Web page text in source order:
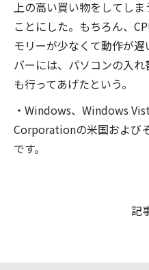
上の高い買い物をしてし
ことにした。もちろん、
モリーが少なくて動作が
バーには、パソコンの入
も行ってあげたという。
・Windows、Windows
Corporationの米国および
です。
記